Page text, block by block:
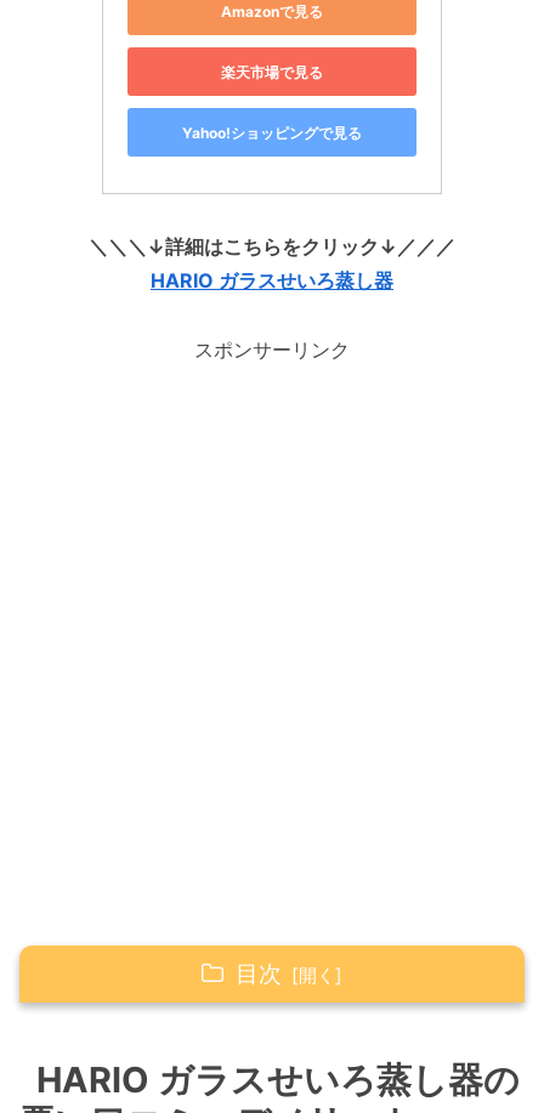
Amazonで見る
楽天市場で見る
Yahoo!ショッピングで見る
＼＼＼↓詳細はこちらをクリック↓／／／
HARIO ガラスせいろ蒸し器
スポンサーリンク
目次
リット
HARIO ガラスせいろ蒸し器の